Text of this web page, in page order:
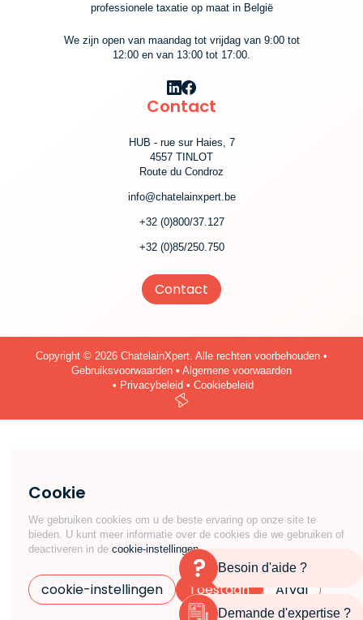
Besoin d'aide ?
Demande d'expertise ?
professionele taxatie op maat in België
We zijn open van maandag tot vrijdag van 9:00 tot
12:00 en van 13:00 tot 17:00.
Contact
HUB - rue sur Haies, 7
4557 TINLOT
Route du Condroz
info@chatelainxpert.be
+32 (0)800/37.127
+32 (0)85/250.750
Contact
Copyright © 2026 ChatelainXpert. Alle rechten voorbehouden •
Gebruiksvoorwaarden • Algemene voorwaarden
• Privacybeleid • Cookiebeleid
Cookie
We gebruiken cookies om u de beste ervaring op onze site te
bieden. U kunt meer informatie over de cookies die we gebruiken of
deactiveren in de cookie-instellingen
cookie-instellingen Toestaan Afval